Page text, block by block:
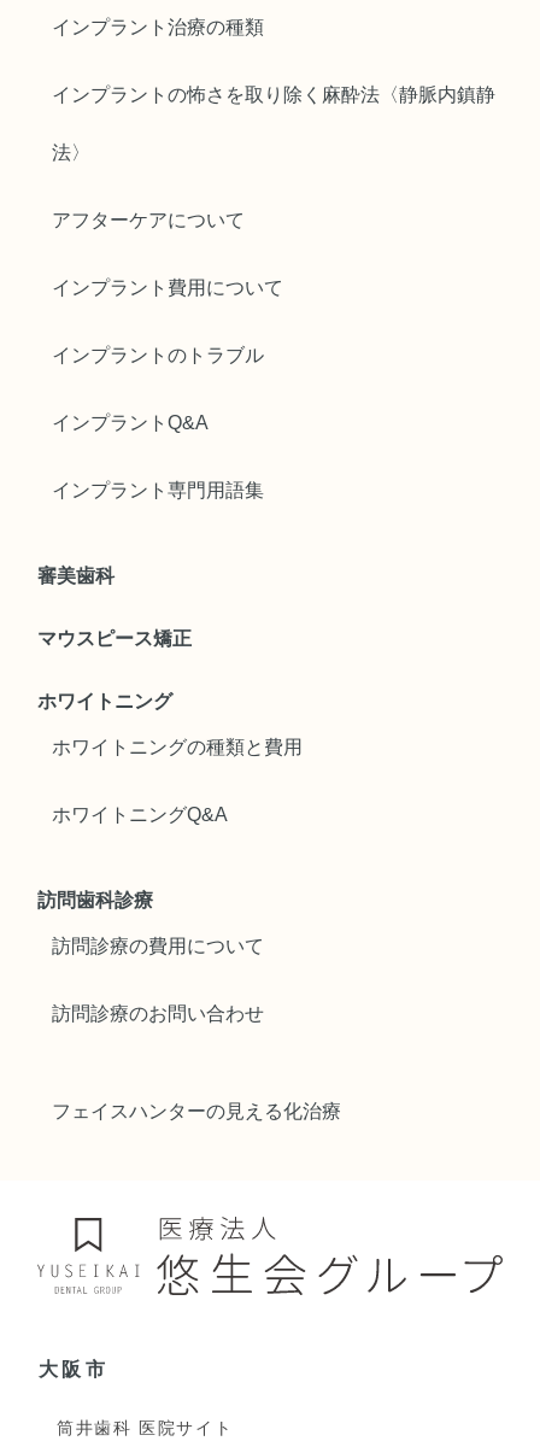
インプラント治療の種類
インプラントの怖さを取り除く麻酔法〈静脈内鎮静
法〉
アフターケアについて
インプラント費用について
インプラントのトラブル
インプラントQ&A
インプラント専門用語集
審美歯科
マウスピース矯正
ホワイトニング
ホワイトニングの種類と費用
ホワイトニングQ&A
訪問歯科診療
訪問診療の費用について
訪問診療のお問い合わせ
フェイスハンターの見える化治療
大阪市
筒井歯科 医院サイト